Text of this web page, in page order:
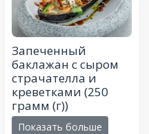
Запеченный
баклажан с сыром
страчателла и
креветками (250
грамм (г))
Показать больше